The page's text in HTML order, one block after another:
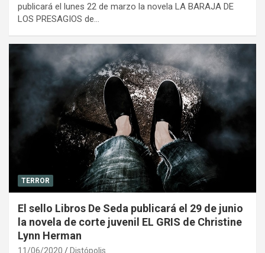
publicará el lunes 22 de marzo la novela LA BARAJA DE
LOS PRESAGIOS de…
TERROR
El sello Libros De Seda publicará el 29 de junio
la novela de corte juvenil EL GRIS de Christine
Lynn Herman
11/06/2020 Distópolis